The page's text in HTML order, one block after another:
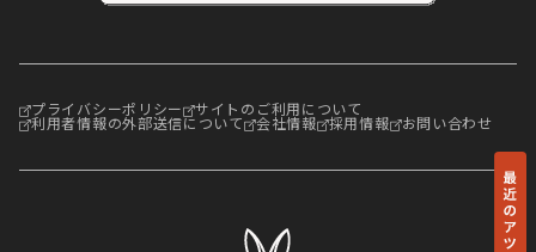
プライバシーポリシー サイトのご利用について
利用者情報の外部送信について 会社情報 採用情報 お問い合わせ